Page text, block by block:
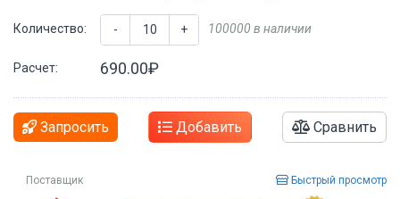
Количество: - + 100000 в наличии
Расчет: 690.00₽
Запросить Добавить Сравнить
Поставщик Быстрый просмотр